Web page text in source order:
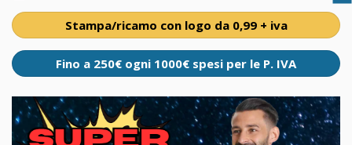
Stampa/ricamo con logo da 0,99 + iva
Fino a 250€ ogni 1000€ spesi per le P. IVA